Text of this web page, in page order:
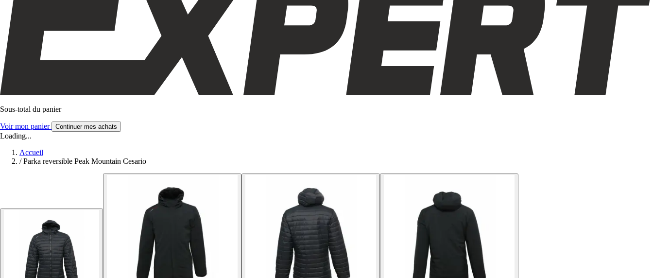
Sous-total du panier
Voir mon panier Continuer mes achats
Loading...
Accueil
/ Parka reversible Peak Mountain Cesario